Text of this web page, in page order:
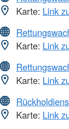
Karte: Link
Karte: Link
Karte: Link
Karte: Link